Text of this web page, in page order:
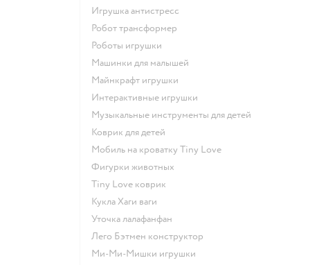
Игрушка антистресс
Робот трансформер
Роботы игрушки
Машинки для малышей
Майнкрафт игрушки
Интерактивные игрушки
Музыкальные инструменты для детей
Коврик для детей
Мобиль на кроватку Tiny Love
Фигурки животных
Tiny Love коврик
Кукла Хаги ваги
Уточка лалафанфан
Лего Бэтмен конструктор
Ми-Ми-Мишки игрушки